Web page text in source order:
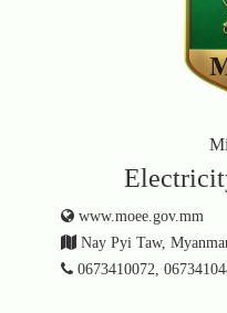
www.moee.gov.mm
Nay Pyi Taw,
0673410072,